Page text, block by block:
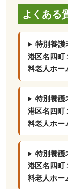
よくある
特別養
港区名四町
料老人ホー
特別養
港区名四町
料老人ホー
特別養
港区名四町
料老人ホー